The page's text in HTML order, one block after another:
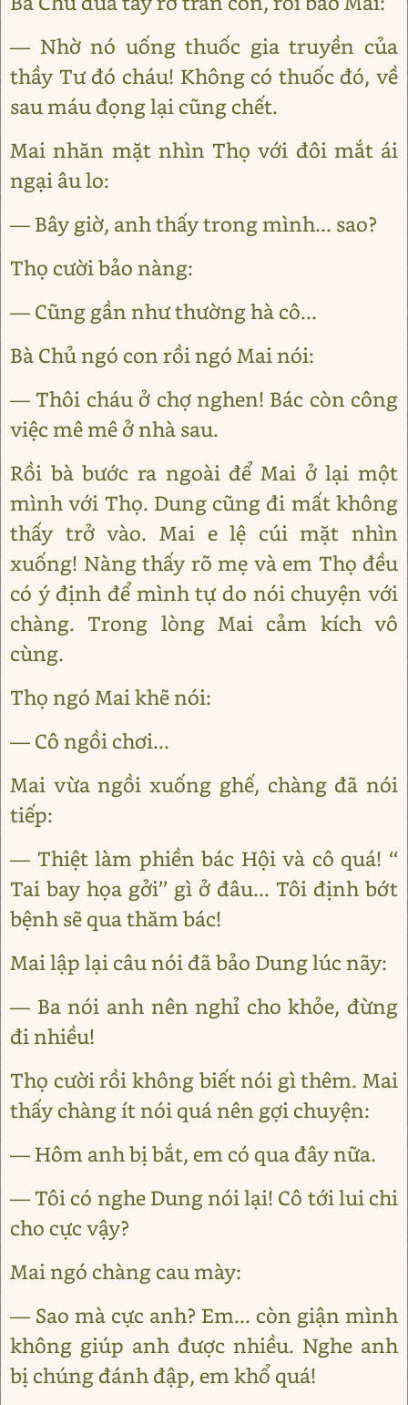
— Nhờ nó uống thuốc gia truyền của
thầy Tư đó cháu! Không có thuốc đó, về
sau máu đọng lại cũng chết.
Mai nhăn mặt nhìn Thọ với đôi mắt ái
ngại âu lo:
— Bây giờ, anh thấy trong mình... sao?
Thọ cười bảo nàng:
— Cũng gần như thường hà cô...
Bà Chủ ngó con rồi ngó Mai nói:
— Thôi cháu ở chợ nghen! Bác còn công
việc mê mê ở nhà sau.
Rồi bà bước ra ngoài để Mai ở lại một
mình với Thọ. Dung cũng đi mất không
thấy trở vào. Mai e lệ cúi mặt nhìn
xuống! Nàng thấy rõ mẹ và em Thọ đều
có ý định để mình tự do nói chuyện với
chàng. Trong lòng Mai cảm kích vô
cùng.
Thọ ngó Mai khẽ nói:
— Cô ngồi chơi...
Mai vừa ngồi xuống ghế, chàng đã nói
tiếp:
— Thiệt làm phiền bác Hội và cô quá! ‘‘
Tai bay họa gởi’’ gì ở đâu... Tôi định bớt
bệnh sẽ qua thăm bác!
Mai lập lại câu nói đã bảo Dung lúc nãy:
— Ba nói anh nên nghỉ cho khỏe, đừng
đi nhiều!
Thọ cười rồi không biết nói gì thêm. Mai
thấy chàng ít nói quá nên gợi chuyện:
— Hôm anh bị bắt, em có qua đây nữa.
— Tôi có nghe Dung nói lại! Cô tới lui chi
cho cực vậy?
Mai ngó chàng cau mày:
— Sao mà cực anh? Em... còn giận mình
không giúp anh được nhiều. Nghe anh
bị chúng đánh đập, em khổ quá!